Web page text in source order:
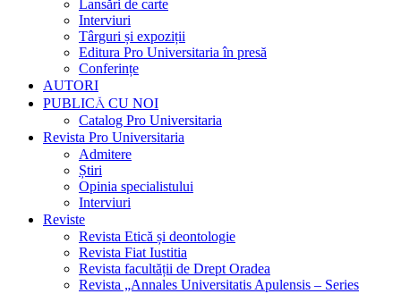
Lansări de carte
Interviuri
Târguri și expoziții
Editura Pro Universitaria în presă
Conferințe
AUTORI
PUBLICĂ CU NOI
Catalog Pro Universitaria
Revista Pro Universitaria
Admitere
Știri
Opinia specialistului
Interviuri
Reviste
Revista Etică și deontologie
Revista Fiat Iustitia
Revista facultății de Drept Oradea
Revista „Annales Universitatis Apulensis – Series